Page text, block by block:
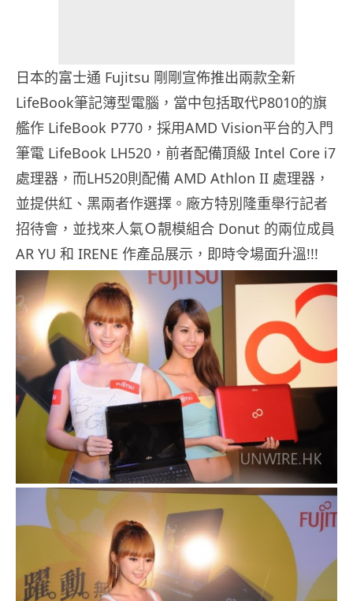
日本的富士通 Fujitsu 剛剛宣佈推出兩款全新
LifeBook筆記簿型電腦，當中包括取代P8010的旗
艦作 LifeBook P770，採用AMD Vision平台的入門
筆電 LifeBook LH520，前者配備頂級 Intel Core i7
處理器，而LH520則配備 AMD Athlon II 處理器，
並提供紅、黑兩者作選擇。廠方特別隆重舉行記者
招待會，並找來人氣Ｏ靚模組合 Donut 的兩位成員
AR YU 和 IRENE 作產品展示，即時令場面升溫!!!